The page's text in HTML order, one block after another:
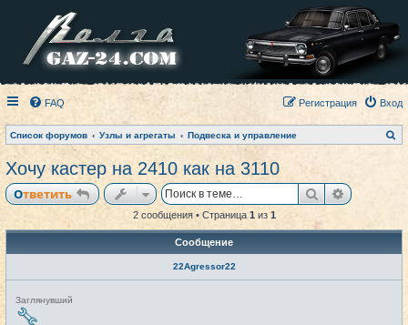
FAQ Вход
Регистрация
Список форумов Узлы и агрегаты Подвеска и управление
о
Хочу кастер на 2410 как на 3110
Ответить Поиск
2 сообщения • Страница 1из 1
Сообщение
22Agressor22
Н
е
в
Заглянувший